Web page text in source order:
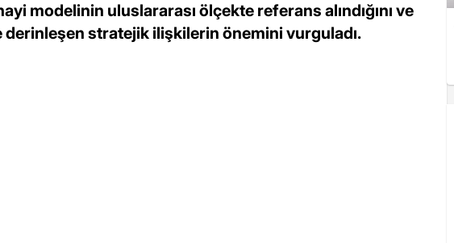
modelinin uluslararası ölçekte referans alındığını ve
derinleşen stratejik ilişkilerin önemini vurguladı.